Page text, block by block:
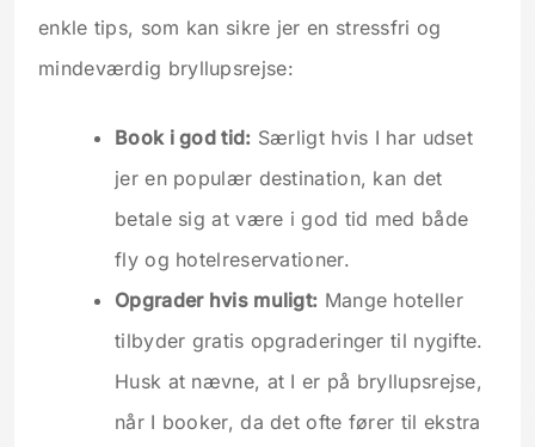
enkle tips, som kan sikre jer en stressfri og
mindeværdig bryllupsrejse:
Book i god tid: Særligt hvis I har udset
jer en populær destination, kan det
betale sig at være i god tid med både
fly og hotelreservationer.
Opgrader hvis muligt: Mange hoteller
tilbyder gratis opgraderinger til nygifte.
Husk at nævne, at I er på bryllupsrejse,
når I booker, da det ofte fører til ekstra